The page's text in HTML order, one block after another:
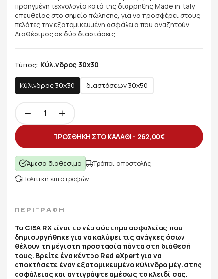
προηγμένη τεχνολογία κατά της διάρρηξης Made in Italy
απευθείας στο σημείο πώλησης, για να προσφέρει στους
πελάτες την εξατομικευμένη ασφάλεια που αναζητούν.
Διαθέσιμος σε δύο διαστάσεις.
Τύπος: Κύλινδρος 30x30
Κύλινδρος 30x30 διαστάσεων 30x50
ΠΡΟΣΘΗΚΗ ΣΤΟ ΚΑΛΑΘΙ - 262,00€
Άμεσα διαθέσιμο
Τρόποι αποστολής
Πολιτική επιστροφών
ΠΕΡΙΓΡΑΦΗ
Το CISA RX είναι το νέο σύστημα ασφαλείας που
δημιουργήθηκε για να καλύψει τις ανάγκες όσων
θέλουν τη μέγιστη προστασία πάντα στη διάθεσή
τους. Βρείτε ένα κέντρο Red eXpert για να
αποκτήσετε έναν εξατομικευμένο κύλινδρο μέγιστης
ασφάλειας και αντιγράψτε αμέσως το κλειδί σας.